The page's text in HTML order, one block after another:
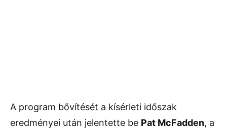
A program bővítését a kísérleti időszak
eredményei után jelentette be Pat McFadden, a